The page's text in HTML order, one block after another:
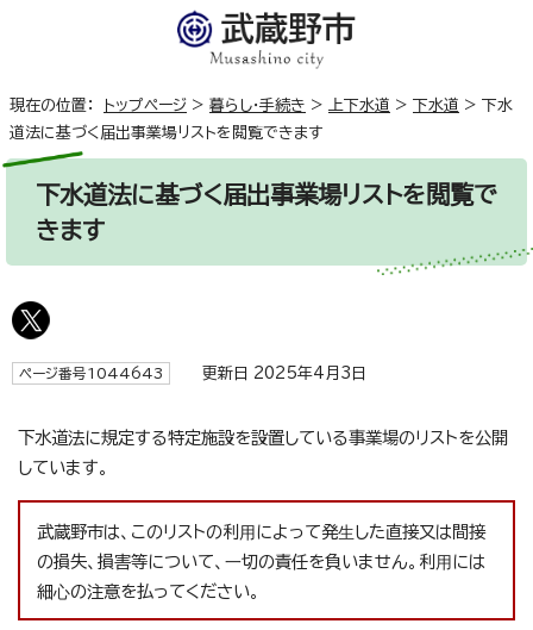
現在の位置： トップページ > 暮らし・手続き > 上下水道 > 下水道 >
下水
道法に基づく届出事業場リストを閲覧できます
下水道法に基づく届出事業場リストを閲覧で
きます
ページ番号1044643 更新日 2025年4月3日
下水道法に規定する特定施設を設置している事業場のリストを公開
しています。
武蔵野市は、このリストの利⽤によって発⽣した直接又は間接
の損失、損害等について、⼀切の責任を負いません。利⽤には
細⼼の注意を払ってください。